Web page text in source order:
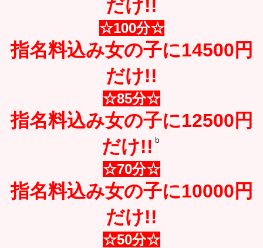
だけ!!
☆100分☆
指名料込み女の子に14500円
だけ!!
☆85分☆
指名料込み女の子に12500円
だけ!! ｂ
☆70分☆
指名料込み女の子に10000円
だけ!!
☆50分☆